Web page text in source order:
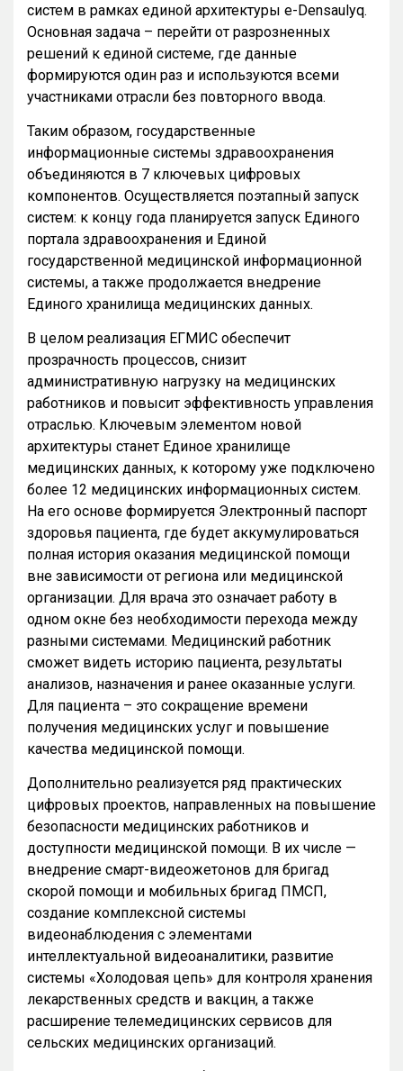
систем в рамках единой архитектуры e-Densaulyq.
Основная задача – перейти от разрозненных
решений к единой системе, где данные
формируются один раз и используются всеми
участниками отрасли без повторного ввода.
Таким образом, государственные
информационные системы здравоохранения
объединяются в 7 ключевых цифровых
компонентов. Осуществляется поэтапный запуск
систем: к концу года планируется запуск Единого
портала здравоохранения и Единой
государственной медицинской информационной
системы, а также продолжается внедрение
Единого хранилища медицинских данных.
В целом реализация ЕГМИС обеспечит
прозрачность процессов, снизит
административную нагрузку на медицинских
работников и повысит эффективность управления
отраслью. Ключевым элементом новой
архитектуры станет Единое хранилище
медицинских данных, к которому уже подключено
более 12 медицинских информационных систем.
На его основе формируется Электронный паспорт
здоровья пациента, где будет аккумулироваться
полная история оказания медицинской помощи
вне зависимости от региона или медицинской
организации. Для врача это означает работу в
одном окне без необходимости перехода между
разными системами. Медицинский работник
сможет видеть историю пациента, результаты
анализов, назначения и ранее оказанные услуги.
Для пациента – это сокращение времени
получения медицинских услуг и повышение
качества медицинской помощи.
Дополнительно реализуется ряд практических
цифровых проектов, направленных на повышение
безопасности медицинских работников и
доступности медицинской помощи. В их числе —
внедрение смарт-видеожетонов для бригад
скорой помощи и мобильных бригад ПМСП,
создание комплексной системы
видеонаблюдения с элементами
интеллектуальной видеоаналитики, развитие
системы «Холодовая цепь» для контроля хранения
лекарственных средств и вакцин, а также
расширение телемедицинских сервисов для
сельских медицинских организаций.